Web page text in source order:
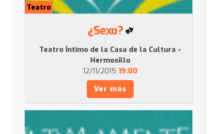
Teatro
¿Sexo?
Teatro Íntimo de la Casa de la Cultura -
Hermosillo
12/11/2015 19:00
Ver más